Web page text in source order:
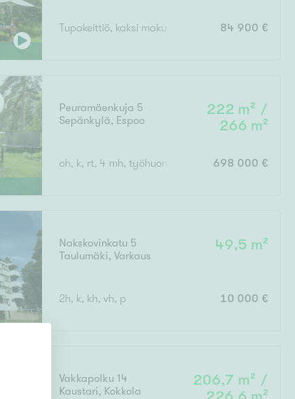
Tupakeittiö, kaksi makuuhuonetta, sauna,
84 900 €
Peuramäenkuja 5
Sepänkylä, Espoo
222 m² /
266 m²
oh, k, rt, 4 mh, työhuone, saunaosasto, th,
698 000 €
Nakskovinkatu 5
Taulumäki,Varkaus
49,5 m²
2h, k, kh, vh, p 10 000 €
Vakkapolku 14
Kaustari, Kokkola
206,7 m² /